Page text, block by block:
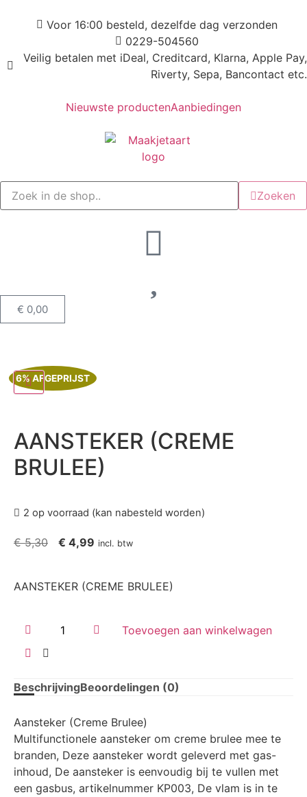
Voor 16:00 besteld, dezelfde dag verzonden
0229-504560
Veilig betalen met iDeal, Creditcard, Klarna, Apple Pay,
Riverty, Sepa, Bancontact etc.
Nieuwste productenAanbiedingen
Zoeken
€ 0,00
6% AFGEPRIJST
AANSTEKER (CREME
BRULEE)
2 op voorraad (kan nabesteld worden)
€5,30 € 4,99 incl. btw
AANSTEKER (CREME BRULEE)
Toevoegen aan winkelwagen
BeschrijvingBeoordelingen (0)
Aansteker (Creme Brulee)
Multifunctionele aansteker om creme brulee mee te
branden, Deze aansteker wordt geleverd met gas-
inhoud, De aansteker is eenvoudig bij te vullen met
een gasbus, artikelnummer KP003, De vlam is in te